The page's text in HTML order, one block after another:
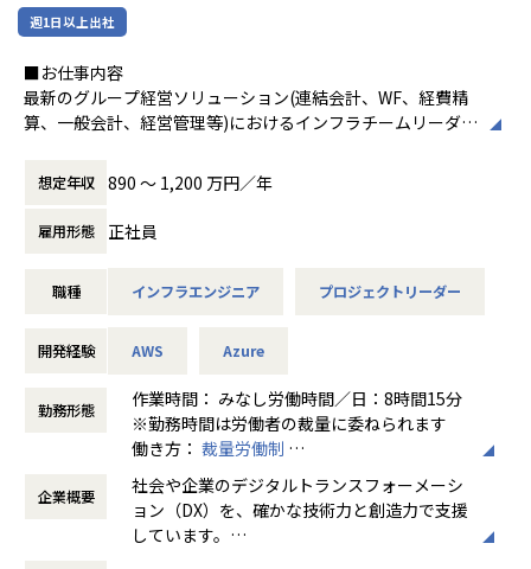
入社時には進行中プロジェクトでのOJTを通じて弊社のビジ
ネスおよび技術スタックを習得していただきます。
その後は当該プロジェクトでのリーダー、または新規案件へ
参画していただくことを想定しています。
基本的にはインフラ基盤領域でのアーキテクト兼プロジェク
ご本人の希望と適正により、アプリ開発プロジェクトマネー
■スキルアップ支援
脈づくりをサポートさせていただきます。
・OFFJTでは、共通スキル強化研修や役割に応じた階層別の
研修など成長機会が提供されております。
バーが多くいるため、相談や情報交換がしやすい環境です。
お互いが切磋琢磨しながらキャリアップすることができま
週1日以上出社
■お仕事内容
最新のグループ経営ソリューション(連結会計、WF、経費精
算、一般会計、経営管理等)におけるインフラチームリーダー
下記導入プロジェクトやクラウドサービス運営を遂行しま
す。
●導入プロジェクト：
ムリーダー」として、プリセールスを含む上流工程からメン
ミス問わずインフラ環境の課題解決とシステム導入に取り組
・アサインプロジェクト例：連結会計システム導入プロジェ
クト インフラチームリーダー
https://www.dentsusoken.com/case/case/2021mitsubishi
●自社クラウドサービス運営：
2012年にAWSを活用したSaaSの「PAS」をリリースしまし
想定年収 890 〜 1,200 万円／年
雇用形態 正社員
職種 インフラエンジニア プロジェクトリーダー
開発経験 AWS Azure
勤務形態
作業時間： みなし労働時間／日：8時間15分
※勤務時間は労働者の裁量に委ねられます
働き方： 裁量労働制
時間外労働の有無： 有（月平均10時間～30
時間）
休憩時間： 60分
企業概要
社会や企業のデジタルトランスフォーメーシ
ョン（DX）を、確かな技術力と創造力で支援
しています。